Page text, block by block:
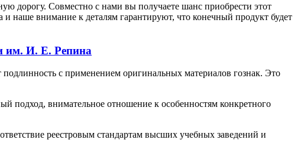
дорогу. Совместно с нами вы получаете шанс приобрести этот
наше внимание к деталям гарантируют, что конечный продукт будет
им. И. Е. Репина
с применением оригинальных материалов гознак. Это
подход, внимательное отношение к особенностям конкретного
реестровым стандартам высших учебных заведений и